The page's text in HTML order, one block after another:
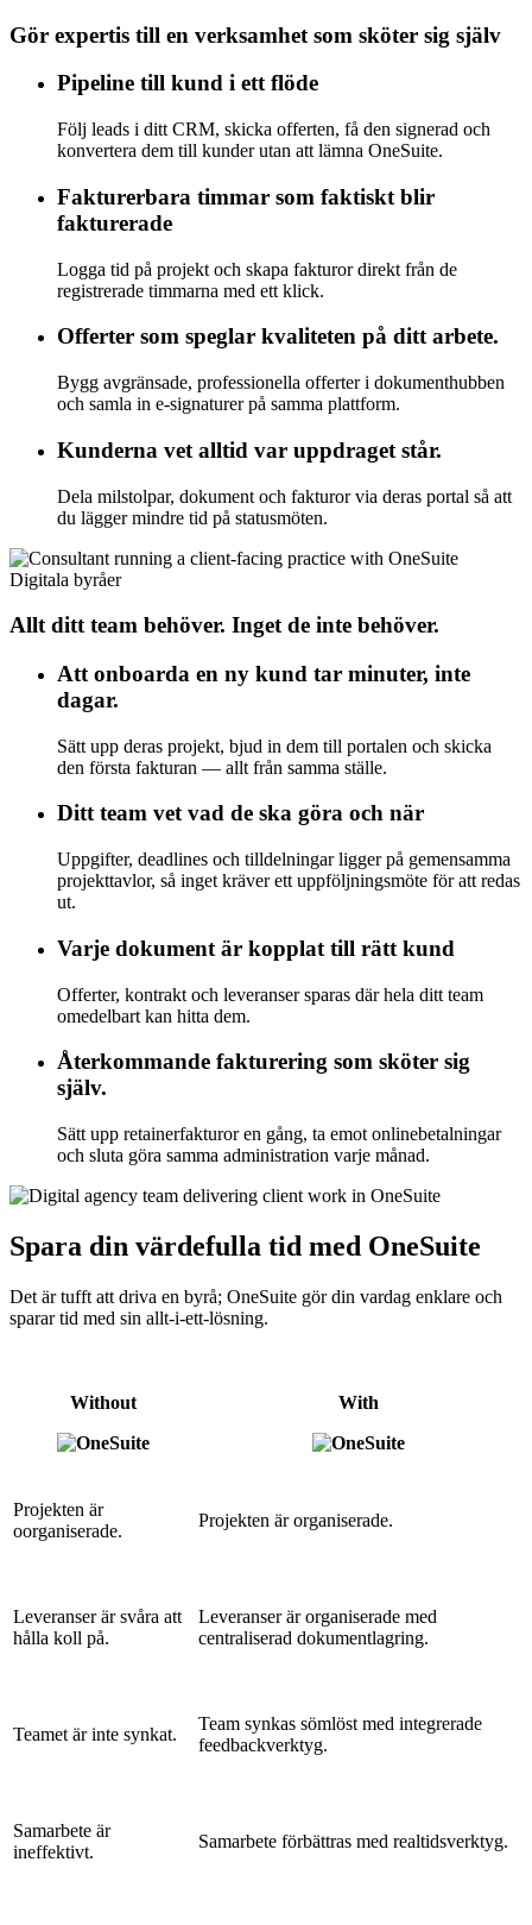
Gör expertis till en verksamhet som sköter sig själv
Pipeline till kund i ett flöde
Följ leads i ditt CRM, skicka offerten, få den signerad och
konvertera dem till kunder utan att lämna OneSuite.
Fakturerbara timmar som faktiskt blir
fakturerade
Logga tid på projekt och skapa fakturor direkt från de
registrerade timmarna med ett klick.
Offerter som speglar kvaliteten på ditt arbete.
Bygg avgränsade, professionella offerter i dokumenthubben
och samla in e-signaturer på samma plattform.
Kunderna vet alltid var uppdraget står.
Dela milstolpar, dokument och fakturor via deras portal så att
du lägger mindre tid på statusmöten.
Digitala byråer
Allt ditt team behöver. Inget de inte behöver.
Att onboarda en ny kund tar minuter, inte
dagar.
Sätt upp deras projekt, bjud in dem till portalen och skicka
den första fakturan — allt från samma ställe.
Ditt team vet vad de ska göra och när
Uppgifter, deadlines och tilldelningar ligger på gemensamma
projekttavlor, så inget kräver ett uppföljningsmöte för att redas
ut.
Varje dokument är kopplat till rätt kund
Offerter, kontrakt och leveranser sparas där hela ditt team
omedelbart kan hitta dem.
Återkommande fakturering som sköter sig
själv.
Sätt upp retainerfakturor en gång, ta emot onlinebetalningar
och sluta göra samma administration varje månad.
Spara din värdefulla tid med OneSuite
Det är tufft att driva en byrå; OneSuite gör din vardag enklare och
sparar tid med sin allt-i-ett-lösning.
Without With
Projekten är
oorganiserade.
Projekten är organiserade.
Leveranser är svåra att
hålla koll på.
Leveranser är organiserade med
centraliserad dokumentlagring.
Teamet är inte synkat.
Team synkas sömlöst med integrerade
feedbackverktyg.
Samarbete är
ineffektivt.
Samarbete förbättras med realtidsverktyg.